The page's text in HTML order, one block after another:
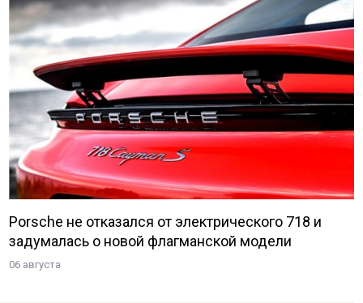
Porsche не отказался от электрического 718 и
задумалась о новой флагманской модели
06 августа